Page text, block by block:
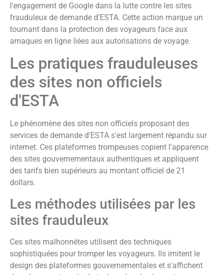
l'engagement de Google dans la lutte contre les sites
frauduleux de demande d'ESTA. Cette action marque un
tournant dans la protection des voyageurs face aux
arnaques en ligne liées aux autorisations de voyage.
Les pratiques frauduleuses
des sites non officiels
d'ESTA
Le phénomène des sites non officiels proposant des
services de demande d'ESTA s'est largement répandu sur
internet. Ces plateformes trompeuses copient l'apparence
des sites gouvernementaux authentiques et appliquent
des tarifs bien supérieurs au montant officiel de 21
dollars.
Les méthodes utilisées par les
sites frauduleux
Ces sites malhonnêtes utilisent des techniques
sophistiquées pour tromper les voyageurs. Ils imitent le
design des plateformes gouvernementales et s'affichent